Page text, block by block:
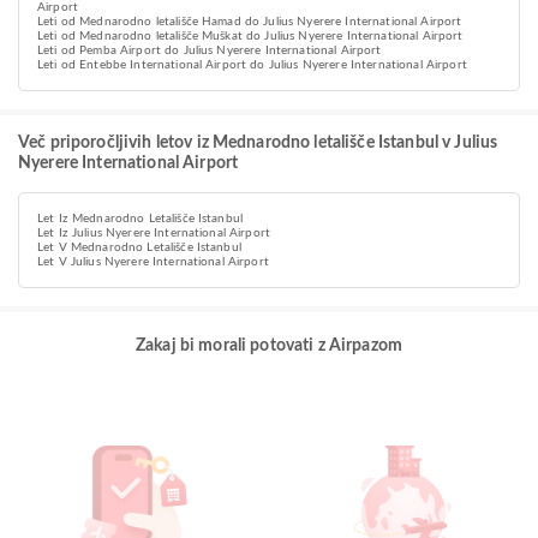
Airport
Leti od Mednarodno letališče Hamad do Julius Nyerere International Airport
Leti od Mednarodno letališče Muškat do Julius Nyerere International Airport
Leti od Pemba Airport do Julius Nyerere International Airport
Leti od Entebbe International Airport do Julius Nyerere International Airport
Več priporočljivih letov iz Mednarodno letališče Istanbul v Julius
Nyerere International Airport
Let Iz Mednarodno Letališče Istanbul
Let Iz Julius Nyerere International Airport
Let V Mednarodno Letališče Istanbul
Let V Julius Nyerere International Airport
Zakaj bi morali potovati z Airpazom